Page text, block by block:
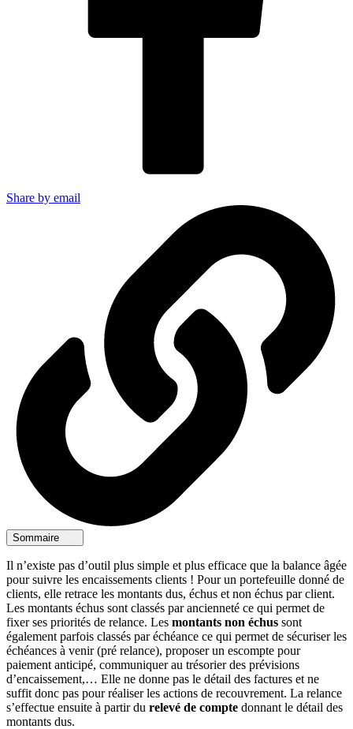
Share by email
Sommaire
Il n’existe pas d’outil plus simple et plus efficace que la balance âgée
pour suivre les encaissements clients ! Pour un portefeuille donné de
clients, elle retrace les montants dus, échus et non échus par client.
Les montants échus sont classés par ancienneté ce qui permet de
fixer ses priorités de relance. Les montants non échus sont
également parfois classés par échéance ce qui permet de sécuriser les
échéances à venir (pré relance), proposer un escompte pour
paiement anticipé, communiquer au trésorier des prévisions
d’encaissement,… Elle ne donne pas le détail des factures et ne
suffit donc pas pour réaliser les actions de recouvrement. La relance
s’effectue ensuite à partir du relevé de compte donnant le détail des
montants dus.